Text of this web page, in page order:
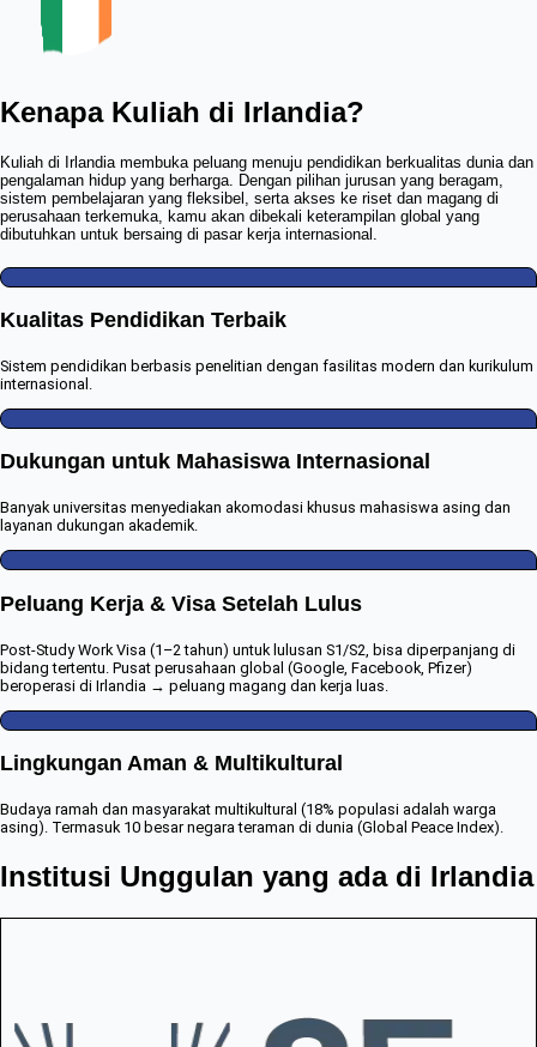
Kenapa Kuliah di Irlandia?
Kuliah di Irlandia membuka peluang menuju pendidikan berkualitas dunia dan
pengalaman hidup yang berharga. Dengan pilihan jurusan yang beragam,
sistem pembelajaran yang fleksibel, serta akses ke riset dan magang di
perusahaan terkemuka, kamu akan dibekali keterampilan global yang
dibutuhkan untuk bersaing di pasar kerja internasional.
Kualitas Pendidikan Terbaik
Sistem pendidikan berbasis penelitian dengan fasilitas modern dan kurikulum
internasional.
Dukungan untuk Mahasiswa Internasional
Banyak universitas menyediakan akomodasi khusus mahasiswa asing dan
layanan dukungan akademik.
Peluang Kerja & Visa Setelah Lulus
Post-Study Work Visa (1–2 tahun) untuk lulusan S1/S2, bisa diperpanjang di
bidang tertentu. Pusat perusahaan global (Google, Facebook, Pfizer)
beroperasi di Irlandia → peluang magang dan kerja luas.
Lingkungan Aman & Multikultural
Budaya ramah dan masyarakat multikultural (18% populasi adalah warga
asing). Termasuk 10 besar negara teraman di dunia (Global Peace Index).
Institusi Unggulan yang ada di Irlandia